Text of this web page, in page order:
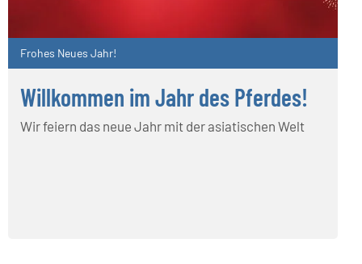
Frohes Neues Jahr!
Willkommen im Jahr des Pferdes!
Wir feiern das neue Jahr mit der asiatischen Welt